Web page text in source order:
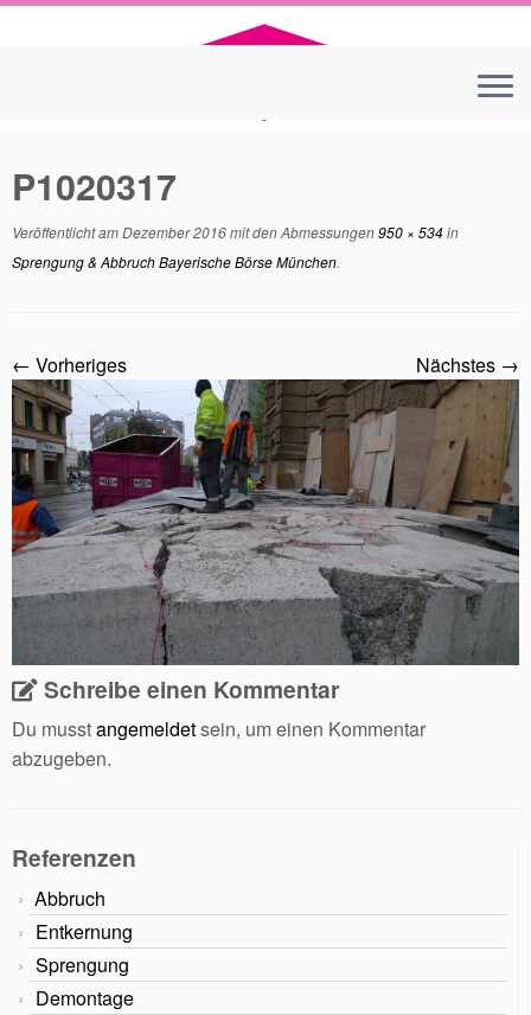
Zum
P1020317
Veröffentlicht amDezember 2016mit den Abmessungen950 × 534in
Sprengung & Abbruch Bayerische Börse München.
← Vorheriges Nächstes →
Schreibe einen Kommentar
Du musstangemeldetsein, um einen Kommentar
abzugeben.
Referenzen
Abbruch
Entkernung
Sprengung
Demontage